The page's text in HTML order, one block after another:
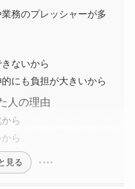
務のプレッシャーが多
ないから
にも負担が大きいから
人の理由
ら
ら
見る